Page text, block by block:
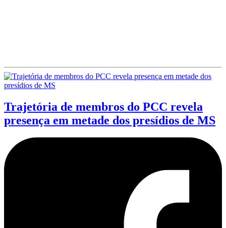
Trajetória de membros do PCC revela
presença em metade dos presídios de MS